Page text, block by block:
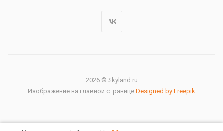
2026 © Skyland.ru
Изображение на главной странице Designed by Freepik